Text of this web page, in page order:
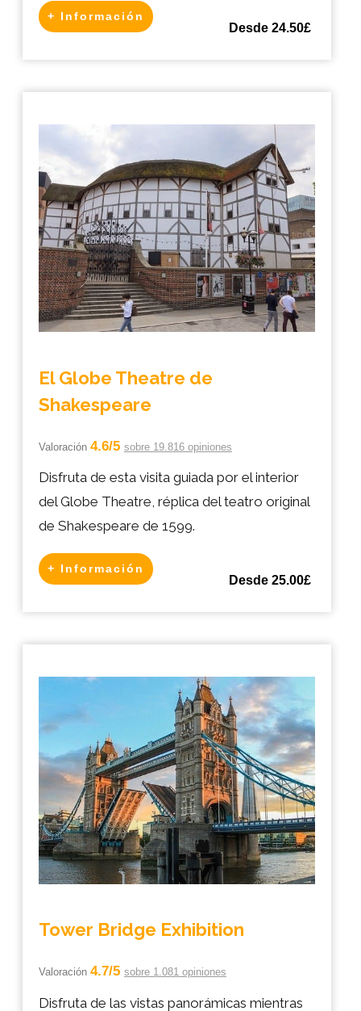
+ Información
Desde 24.50£
El Globe Theatre de
Shakespeare
Valoración 4.6/5 sobre 19.816 opiniones
Disfruta de esta visita guiada por el interior
del Globe Theatre, réplica del teatro original
de Shakespeare de 1599.
+ Información
Desde 25.00£
Tower Bridge Exhibition
Valoración 4.7/5 sobre 1.081 opiniones
Disfruta de las vistas panorámicas mientras